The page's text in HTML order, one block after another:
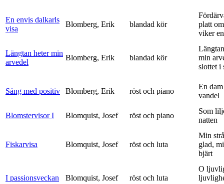
En envis dalkarls
visa
Blomberg, Erik blandad kör
platt
viker
Längtan heter min
arvedel
Blomberg, Erik blandad kör
min
slottet i
Sång med positiv Blomberg, Erik röst och piano
En
vandel
Blomstervisor I Blomquist, Josef röst och piano
Som
natten
Fiskarvisa Blomquist, Josef röst och luta
Min
glad,
bjärt
I passionsveckan Blomquist, Josef röst och luta
O